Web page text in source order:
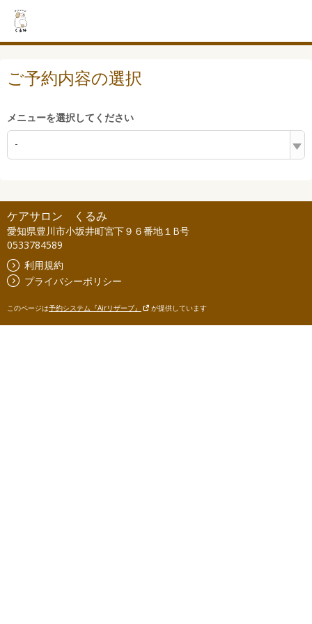
ご予約内容の選択
メニューを選択してください
-
ケアサロン くるみ
愛知県豊川市小坂井町宮下９６番地１B号
0533784589
利用規約
プライバシーポリシー
このページは予約システム『Airリザーブ』 が提供しています